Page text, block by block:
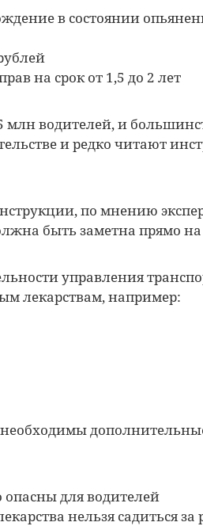
в состоянии
на срок от 1,5 до 2 лет
водителей, и
и редко читают
по мнению
быть заметна прямо на
управления
лекарствам, например:
опасны для водителей
нельзя садиться за